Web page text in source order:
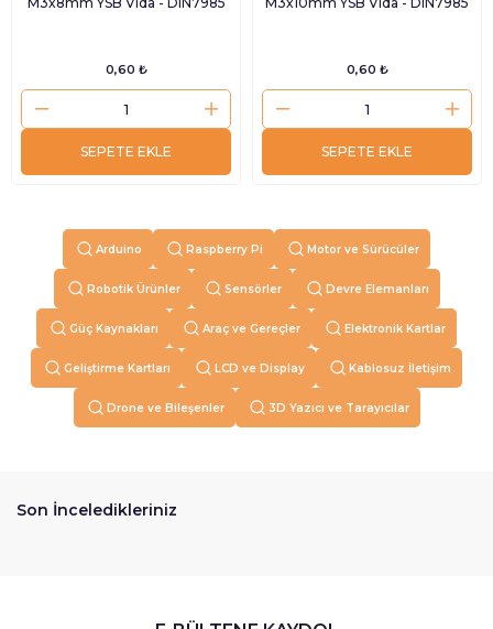
0,60 ₺
SEPETE EKLE
0,60 ₺
SEPETE EKLE
Arduino Raspberry Pi Motor ve Sürücüler
Robotik Ürünler Sensörler Devre Elemanları
Güç Kaynakları Araç ve Gereçler Elektronik Kartlar
Geliştirme Kartları LCD ve Display Kablosuz İletişim
Drone ve Bileşenler 3D Yazıcı ve Tarayıcılar
Son İnceledikleriniz